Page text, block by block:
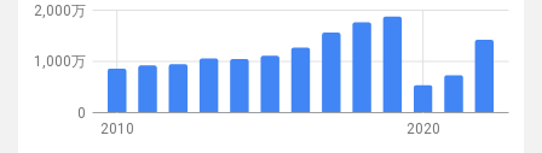
2010 2020
0
1,000万
2,000万